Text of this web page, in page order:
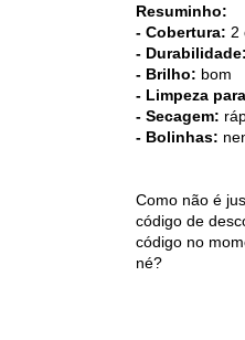
Resuminho:
- Cobertura: 2
- Durabilidade:
- Brilho: bom
- Limpeza
- Secagem:
- Bolinhas:
Como não é
código de
código no
né?